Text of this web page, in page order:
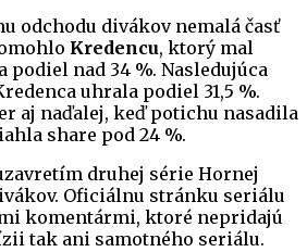
odchodu divákov nemalá časť
Kredencu, ktorý mal
podiel nad 34 %. Nasledujúca
uhrala podiel 31,5 %.
aj naďalej, keď potichu nasadila
share pod 24 %.
druhej série Hornej
Oficiálnu stránku seriálu
komentármi, ktoré nepridajú
tak ani samotného seriálu.